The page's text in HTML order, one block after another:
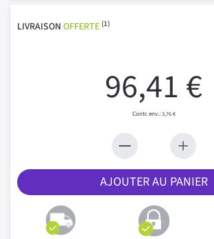
LIVRAISON OFFERTE (1)
96,41 €
3,76 €
AJOUTER AU PANIER